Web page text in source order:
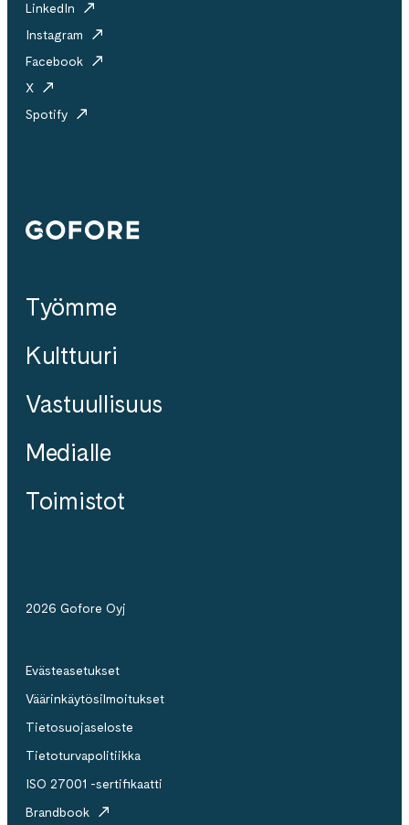
LinkedIn
Instagram
Facebook
X
Spotify
Gofore
Työmme
Kulttuuri
Vastuullisuus
Medialle
Toimistot
2026 Gofore Oyj
Evästeasetukset
Väärinkäytösilmoitukset
Tietosuojaseloste
Tietoturvapolitiikka
ISO 27001 -sertifikaatti
Brandbook